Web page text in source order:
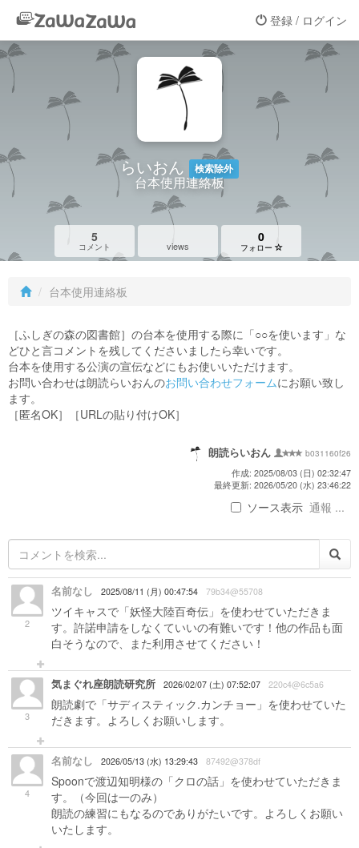
登録 / ログイン
らいおん 検索除外
台本使用連絡板
5
コメント views
0
フォロー
台本使用連絡板
［ふしぎの森の図書館］の台本を使用する際に「○○を使います」な
どひと言コメントを残してくださいましたら幸いです。
台本を使用する公演の宣伝などにもお使いいただけます。
お問い合わせは朗読らいおんのお問い合わせフォームにお願い致し
ます。
［匿名OK］［URLの貼り付けOK］
朗読らいおん
b031160f26
作成: 2025/08/03 (日) 02:32:47
最終更新: 2026/05/20 (水) 23:46:22
ソース表示 通報 ...
2
名前なし 2025/08/11 (月) 00:47:54 79b34@55708
ツイキャスで「妖怪大陸百奇伝」を使わせていただきま
す。許諾申請をしなくていいの有難いです！他の作品も面
白そうなので、また利用させてください！
3
気まぐれ座朗読研究所 2026/02/07 (土) 07:52:07 220c4@6c5a6
朗読劇で「サディスティック.カンチョー」を使わせていた
だきます。よろしくお願いします。
4
名前なし 2026/05/13 (水) 13:29:43 87492@378df
Spoonで渡辺知明様の「クロの話」を使わせていただきま
す。（今回は一のみ）
朗読の練習にもなるのでありがたいです。よろしくお願い
いたします。